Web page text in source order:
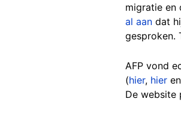
migratie en
al aan dat
gesproken.
AFP vond
(hier, hier en
De website